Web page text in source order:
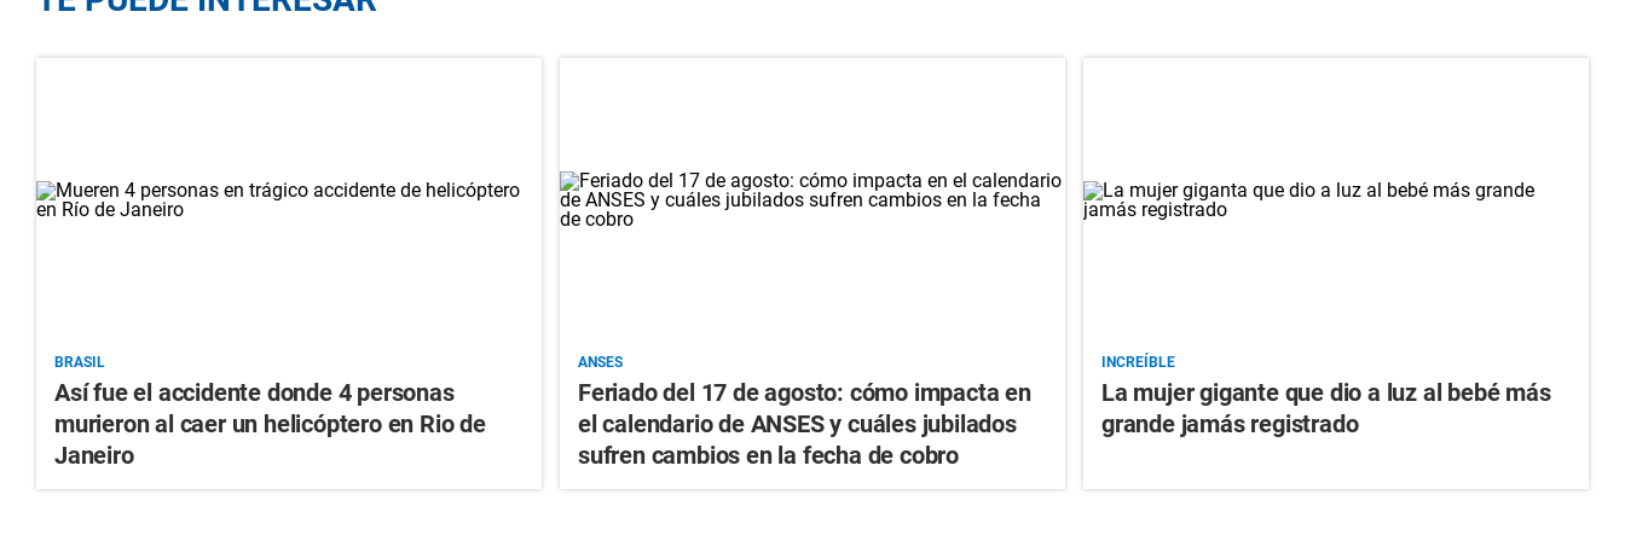
BRASIL
Así fue el accidente donde 4 personas
murieron al caer un helicóptero en Rio de
Janeiro
ANSES
Feriado del 17 de agosto: cómo impacta en
el calendario de ANSES y cuáles jubilados
sufren cambios en la fecha de cobro
INCREÍBLE
La mujer gigante que dio a luz al bebé más
grande jamás registrado